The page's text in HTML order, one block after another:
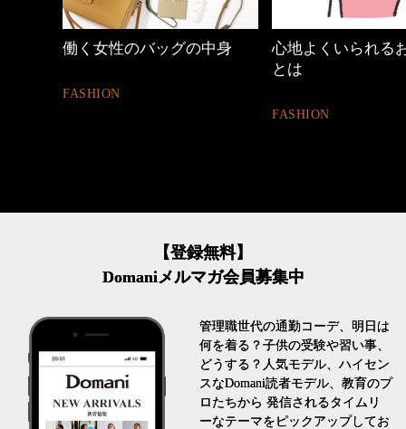
心地よくいられるおしゃれ
優木まおみさん「
割。」
LIFESTYLE
【登録無料】
Domaniメルマガ会員募集中
管理職世代の通勤コーデ、明日は
何を着る？子供の受験や習い事、
どうする？人気モデル、ハイセン
スなDomani読者モデル、教育のプ
ロたちから 発信されるタイムリ
ーなテーマをピックアップしてお